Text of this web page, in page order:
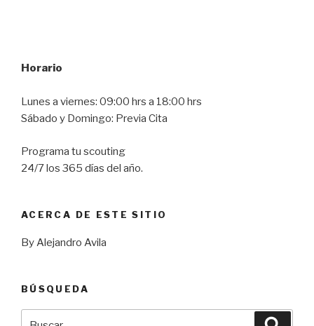
Horario
Lunes a viernes: 09:00 hrs a 18:00 hrs
Sábado y Domingo: Previa Cita
Programa tu scouting
24/7 los 365 días del año.
ACERCA DE ESTE SITIO
By Alejandro Avila
BÚSQUEDA